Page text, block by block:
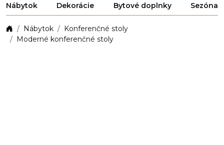
Nábytok Dekorácie Bytové doplnky Sezóna
Nábytok
Konferenčné stoly
Moderné konferenčné stoly